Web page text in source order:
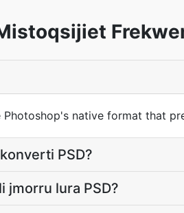
native format that
PSD?
jmorru lura PSD?